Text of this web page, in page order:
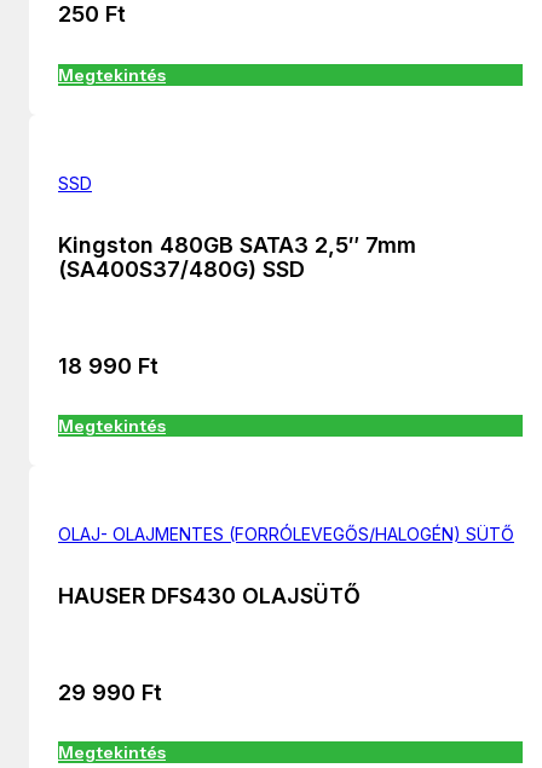
250 Ft
Megtekintés
SSD
Kingston 480GB SATA3 2,5″ 7mm
(SA400S37/480G) SSD
18 990 Ft
Megtekintés
OLAJ- OLAJMENTES (FORRÓLEVEGŐS/HALOGÉN) SÜTŐ
HAUSER DFS430 OLAJSÜTŐ
29 990 Ft
Megtekintés